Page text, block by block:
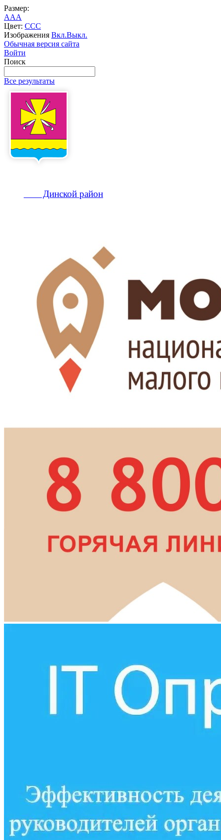
Размер:
AAA
Цвет: CCC
Изображения Вкл.Выкл.
Обычная версия сайта
Войти
Поиск
Все результаты
Динской район